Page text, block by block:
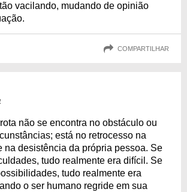
vacilando, mudando de opinião
COMPARTILHAR
não se encontra no obstáculo ou
está no retrocesso na
na desistência da própria pessoa. Se
tudo realmente era difícil. Se
tudo realmente era
o ser humano regride em sua